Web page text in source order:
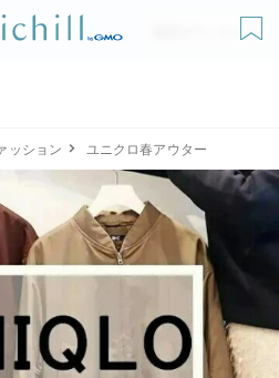
無料ダウンロード
ッション ユニクロ春アウター